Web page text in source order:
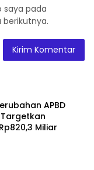
saya pada
APBD
Miliar